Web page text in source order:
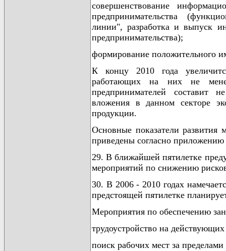
совершенствование
предпринимательства
линии", разработка и выпуск
предпринимательства);
формирование положительного
К концу 2010 года
работающих на них не
предпринимателей составит
вложения в данном секторе
продукции.
Основные показатели развития
приведены согласно
29. В ближайшей пятилетке
мероприятий по снижению
30. В 2006 - 2010 годах
предстоящей пятилетке
Мероприятия по обеспечению
трудоустройство на
поиск рабочих мест за